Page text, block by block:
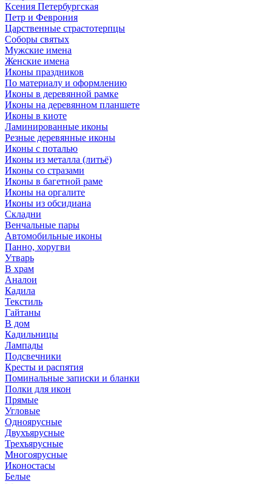
Ксения Петербургская
Петр и Феврония
Царственные страстотерпцы
Соборы святых
Мужские имена
Женские имена
Иконы праздников
По материалу и оформлению
Иконы в деревянной рамке
Иконы на деревянном планшете
Иконы в киоте
Ламинированные иконы
Резные деревянные иконы
Иконы с поталью
Иконы из металла (литьё)
Иконы со стразами
Иконы в багетной раме
Иконы на оргалите
Иконы из обсидиана
Складни
Венчальные пары
Автомобильные иконы
Панно, хоругви
Утварь
В храм
Аналои
Кадила
Текстиль
Гайтаны
В дом
Кадильницы
Лампады
Подсвечники
Кресты и распятия
Поминальные записки и бланки
Полки для икон
Прямые
Угловые
Одноярусные
Двухъярусные
Трехъярусные
Многоярусные
Иконостасы
Белые